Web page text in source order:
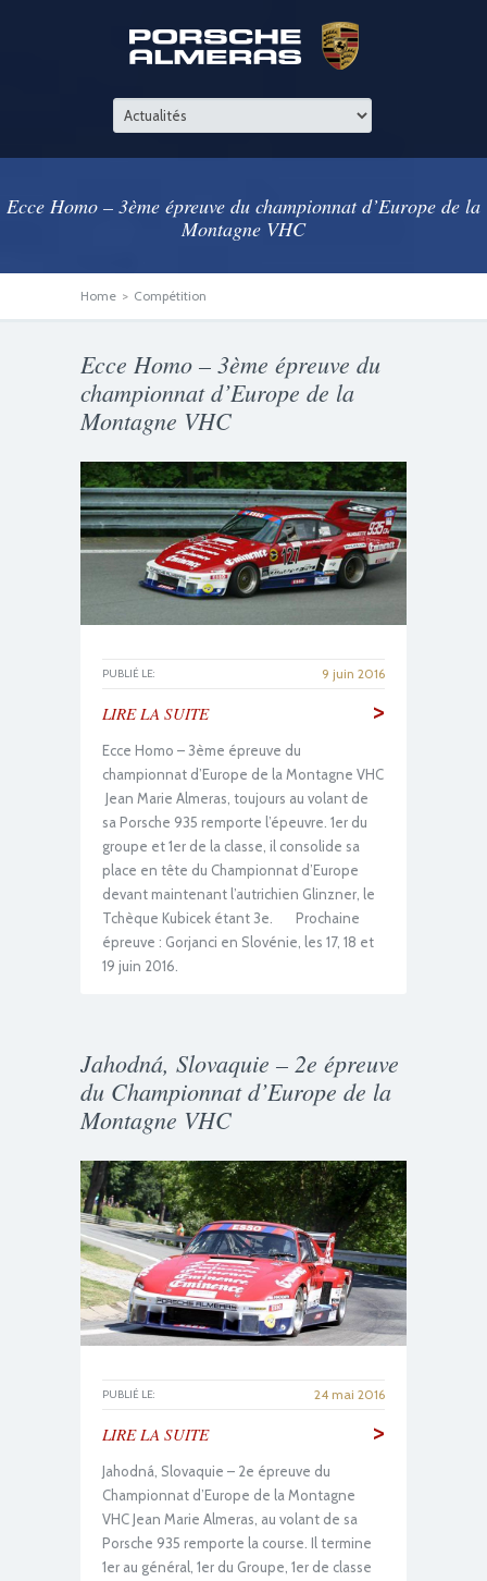
Ecce Homo – 3ème épreuve du championnat d’Europe de la
Montagne VHC
Home > Compétition
Ecce Homo – 3ème épreuve du
championnat d’Europe de la
Montagne VHC
PUBLIÉ LE: 9 juin 2016
LIRE LA SUITE >
Ecce Homo – 3ème épreuve du
championnat d’Europe de la Montagne VHC
Jean Marie Almeras, toujours au volant de
sa Porsche 935 remporte l’épeuvre. 1er du
groupe et 1er de la classe, il consolide sa
place en tête du Championnat d’Europe
devant maintenant l’autrichien Glinzner, le
Tchèque Kubicek étant 3e. Prochaine
épreuve : Gorjanci en Slovénie, les 17, 18 et
19 juin 2016.
Jahodná, Slovaquie – 2e épreuve
du Championnat d’Europe de la
Montagne VHC
PUBLIÉ LE: 24 mai 2016
LIRE LA SUITE >
Jahodná, Slovaquie – 2e épreuve du
Championnat d’Europe de la Montagne
VHC Jean Marie Almeras, au volant de sa
Porsche 935 remporte la course. Il termine
1er au général, 1er du Groupe, 1er de classe